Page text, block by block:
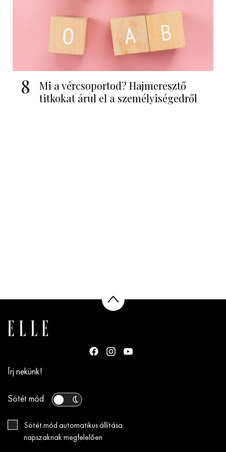
8
Mi a vércsoportod? Hajmeresztő
titkokat árul el a személyiségedről
Írj nekünk!
Sötét mód
Sötét mód automatikus állítása
napszaknak megfelelően